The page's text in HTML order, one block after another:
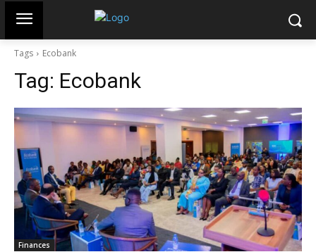
Tags Ecobank
Tag: Ecobank
Finances